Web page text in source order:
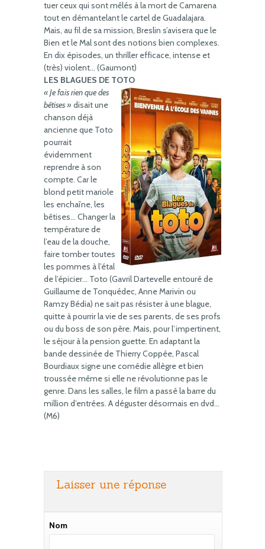
tuer ceux qui sont mêlés à la mort de Camarena
tout en démantelant le cartel de Guadalajara.
Mais, au fil de sa mission, Breslin s’avisera que le
Bien et le Mal sont des notions bien complexes.
En dix épisodes, un thriller efficace, intense et
(très) violent… (Gaumont)
LES BLAGUES DE TOTO
« Je fais rien que des
bêtises » disait une
chanson déjà
ancienne que Toto
pourrait
évidemment
reprendre à son
compte. Car le
blond petit mariole
les enchaîne, les
bêtises… Changer la
température de
l’eau de la douche,
faire tomber toutes
les pommes à l’étal
de l’épicier… Toto (Gavril Dartevelle entouré de
Guillaume de Tonquédec, Anne Marivin ou
Ramzy Bédia) ne sait pas résister à une blague,
quitte à pourrir la vie de ses parents, de ses profs
ou du boss de son père. Mais, pour l’impertinent,
le séjour à la pension guette. En adaptant la
bande dessinée de Thierry Coppée, Pascal
Bourdiaux signe une comédie allègre et bien
troussée même si elle ne révolutionne pas le
genre. Dans les salles, le film a passé la barre du
million d’entrées. A déguster désormais en dvd…
(M6)
Laisser une réponse
Nom